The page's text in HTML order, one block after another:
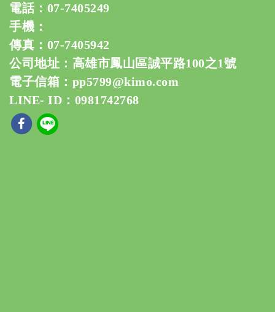
電話： 07-7405249
手機：
傳真：07-7405942
公司地址：高雄市鳳山區誠平路100之1號
電子信箱： pp5799@kimo.com
LINE- ID：0981742768